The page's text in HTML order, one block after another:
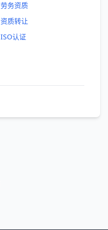
劳务资质
资质转让
ISO认证